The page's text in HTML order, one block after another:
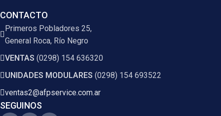
CONTACTO
Primeros Pobladores 25,
General Roca, Río Negro
VENTAS (0298) 154 636320
UNIDADES MODULARES (0298) 154 693522
ventas2@afpservice.com.ar
SEGUINOS